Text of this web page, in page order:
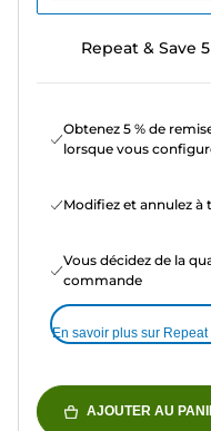
Repeat & Save
Obtenez 5 % de
lorsque vous
Modifiez et annulez
Vous décidez de la
commande
En savoir plus sur Repeat
AJOUTER AU